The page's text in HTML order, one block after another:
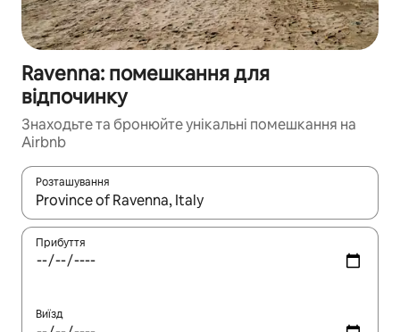
Ravenna: помешкання для
відпочинку
Знаходьте та бронюйте унікальні помешкання на
Airbnb
Розташування
Отримавши результати пошуку, використовуйте для
Прибуття
Виїзд